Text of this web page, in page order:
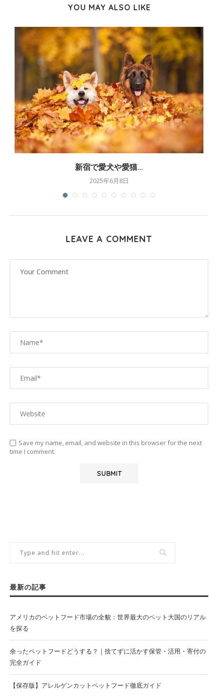
YOU MAY ALSO LIKE
新宿で愛犬や愛猫...
2025年6月8日
LEAVE A COMMENT
Save my name, email, and website in this browser for the next
time I comment.
最新の記事
アメリカのペットフード市場の全貌：世界最大のペット大国のリアル
を探る
余ったペットフードどうする？｜捨てずに活かす保管・活用・寄付の
完全ガイド
【保存版】アレルゲンカットペットフード徹底ガイド